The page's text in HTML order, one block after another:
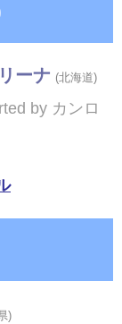
ーナ (北海道)
by カンロ
)